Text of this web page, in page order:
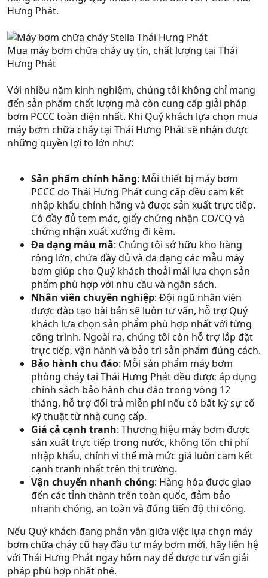
Hưng Phát.
Mua máy bơm chữa cháy uy tín, chất lượng tại Thái
Hưng Phát
Với nhiều năm kinh nghiệm, chúng tôi không chỉ mang
đến sản phẩm chất lượng mà còn cung cấp giải pháp
bơm PCCC toàn diện nhất. Khi Quý khách lựa chọn mua
máy bơm chữa cháy tại Thái Hưng Phát sẽ nhận được
những quyền lợi to lớn như:
Sản phẩm chính hãng: Mỗi thiết bị máy bơm
PCCC do Thái Hưng Phát cung cấp đều cam kết
nhập khẩu chính hãng và được sản xuất trực tiếp.
Có đầy đủ tem mác, giấy chứng nhận CO/CQ và
chứng nhận xuất xưởng đi kèm.
Đa dạng mẫu mã: Chúng tôi sở hữu kho hàng
rộng lớn, chứa đầy đủ và đa dạng các mẫu máy
bơm giúp cho Quý khách thoải mái lựa chọn sản
phẩm phù hợp với nhu cầu và ngân sách.
Nhân viên chuyên nghiệp: Đội ngũ nhân viên
được đào tạo bài bản sẽ luôn tư vấn, hỗ trợ Quý
khách lựa chọn sản phẩm phù hợp nhất với từng
công trình. Ngoài ra, chúng tôi còn hỗ trợ lắp đặt
trực tiếp, vận hành và bảo trì sản phẩm đúng cách.
Bảo hành chu đáo: Mỗi sản phẩm máy bơm
phòng cháy tại Thái Hưng Phát đều được áp dụng
chính sách bảo hành chu đáo trong vòng 12
tháng, hỗ trợ đổi trả miễn phí nếu có bất kỳ sự cố
kỹ thuật từ nhà cung cấp.
Giá cả cạnh tranh: Thương hiệu máy bơm được
sản xuất trực tiếp trong nước, không tốn chi phí
nhập khẩu, chính vì thế mà mức giá luôn cam kết
cạnh tranh nhất trên thị trường.
Vận chuyển nhanh chóng: Hàng hóa được giao
đến các tỉnh thành trên toàn quốc, đảm bảo
nhanh chóng, an toàn và đúng tiến độ thi công.
Nếu Quý khách đang phân vân giữa việc lựa chọn máy
bơm chữa cháy cũ hay đầu tư máy bơm mới, hãy liên hệ
với Thái Hưng Phát ngay hôm nay để được tư vấn giải
pháp phù hợp nhất nhé.